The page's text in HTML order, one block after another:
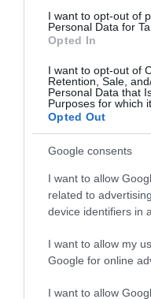
I want to opt-out of
Personal Data for
Opted In
I want to opt-out of
Retention, Sale,
Personal Data that
Purposes for which
Opted Out
Google consents
I want to allow
related to
device identifiers in
I want to allow my
Google for online
I want to allow
Από τον 19ο αιώνα
ΟΡΜΟΣ ΚΟΡΘΙΟΥ:
Η Άνδρος συνεχίζει
ΠΡΟΣΟΧΗ: Πολύ
Κυκλάδες
ΧΩΡΟΤΑΞΙΚΟ ΓΙΑ
ικανότητα στο επίκεντρο